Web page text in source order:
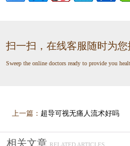
扫一扫，在线客服随时为
Sweep the online doctors ready to provide you
上一篇： 超导可视无痛人流术好吗
相关文章 RELATED ARTICLES